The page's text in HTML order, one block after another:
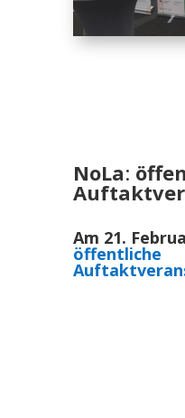
NoLa:
Am 21.
öffentliche